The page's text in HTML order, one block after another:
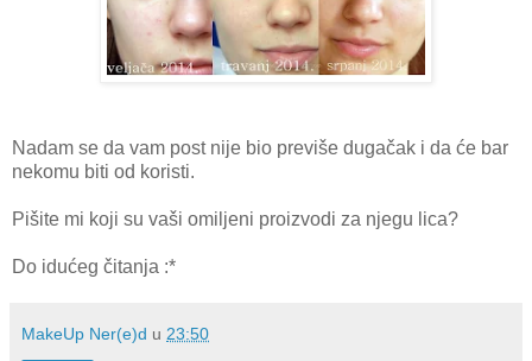
Nadam se da vam post nije bio previše dugačak i da će bar
nekomu biti od koristi.
Pišite mi koji su vaši omiljeni proizvodi za njegu lica?
Do idućeg čitanja :*
MakeUp Ner(e)d u 23:50